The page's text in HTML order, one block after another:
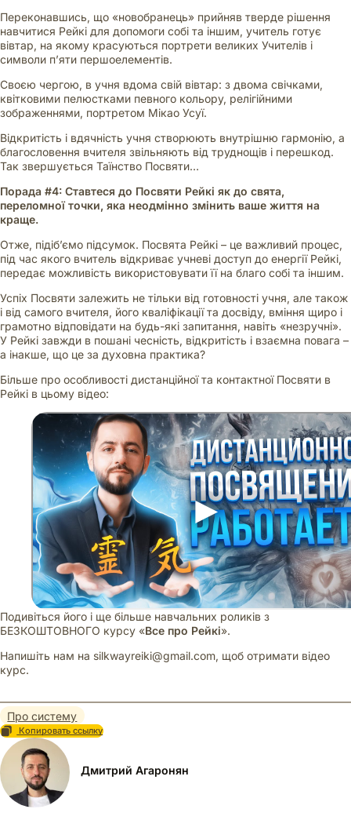
Переконавшись, що «новобранець» прийняв тверде рішення
навчитися Рейкі для допомоги собі та іншим, учитель готує
вівтар, на якому красуються портрети великих Учителів і
символи п’яти першоелементів.
Своєю чергою, в учня вдома свій вівтар: з двома свічками,
квітковими пелюстками певного кольору, релігійними
зображеннями, портретом Мікао Усуї.
Відкритість і вдячність учня створюють внутрішню гармонію, а
благословення вчителя звільняють від труднощів і перешкод.
Так звершується Таїнство Посвяти…
Порада #4: Ставтеся до Посвяти Рейкі як до свята,
переломної точки, яка неодмінно змінить ваше життя на
краще.
Отже, підіб’ємо підсумок. Посвята Рейкі – це важливий процес,
під час якого вчитель відкриває учневі доступ до енергії Рейкі,
передає можливість використовувати її на благо собі та іншим.
Успіх Посвяти залежить не тільки від готовності учня, але також
і від самого вчителя, його кваліфікації та досвіду, вміння щиро і
грамотно відповідати на будь-які запитання, навіть «незручні».
У Рейкі завжди в пошані чесність, відкритість і взаємна повага –
а інакше, що це за духовна практика?
Більше про особливості дистанційної та контактної Посвяти в
Рейкі в цьому відео:
Подивіться його і ще більше навчальних роликів з
БЕЗКОШТОВНОГО курсу «Все про Рейкі».
Напишіть нам на silkwayreiki@gmail.com, щоб отримати відео
курс.
Про систему
Копировать ссылку
Дмитрий Агаронян